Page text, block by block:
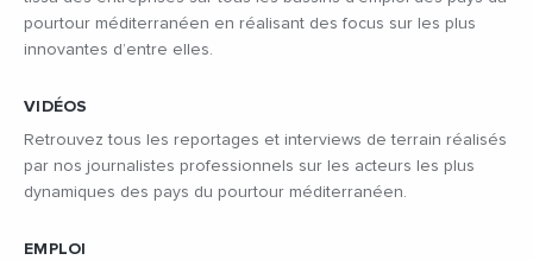
pourtour méditerranéen en réalisant des focus sur les plus
innovantes d’entre elles.
VIDÉOS
Retrouvez tous les reportages et interviews de terrain réalisés
par nos journalistes professionnels sur les acteurs les plus
dynamiques des pays du pourtour méditerranéen.
EMPLOI